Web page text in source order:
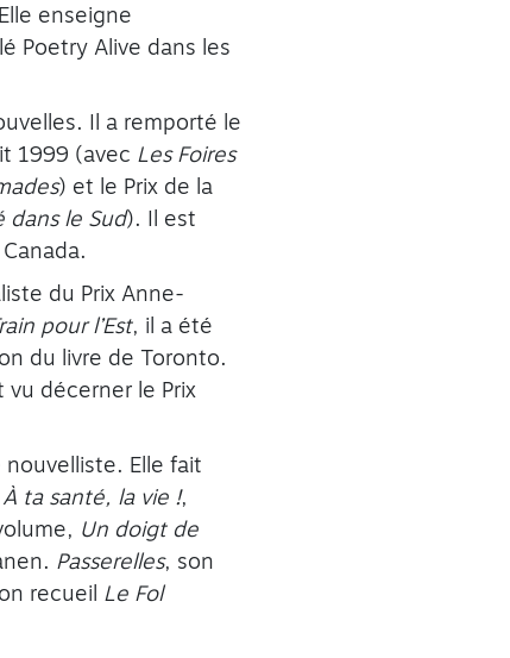
enseigne
Poetry Alive dans les
Il a remporté le
1999 (avec Les Foires
) et le Prix de la
dans le Sud). Il est
du Prix Anne-
pour l’Est, il a été
du livre de Toronto.
vu décerner le Prix
Elle fait
À ta santé, la vie !,
Un doigt de
Passerelles, son
recueil Le Fol